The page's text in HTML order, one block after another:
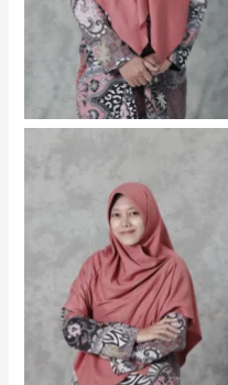
Fajriatus Sholihah S.Pd. –
Pustakawati